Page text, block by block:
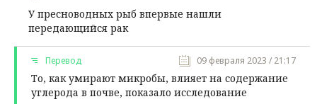
У пресноводных рыб впервые нашли
передающийся рак
Перевод 09 февраля 2023 / 21:17
То, как умирают микробы, влияет на содержание
углерода в почве, показало исследование